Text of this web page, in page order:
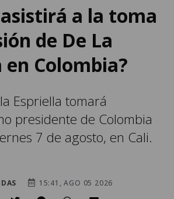
a la toma
de De La
en Colombia?
Espriella tomará
presidente de Colombia
7 de agosto, en Cali.
15:41, AGO 05 2026